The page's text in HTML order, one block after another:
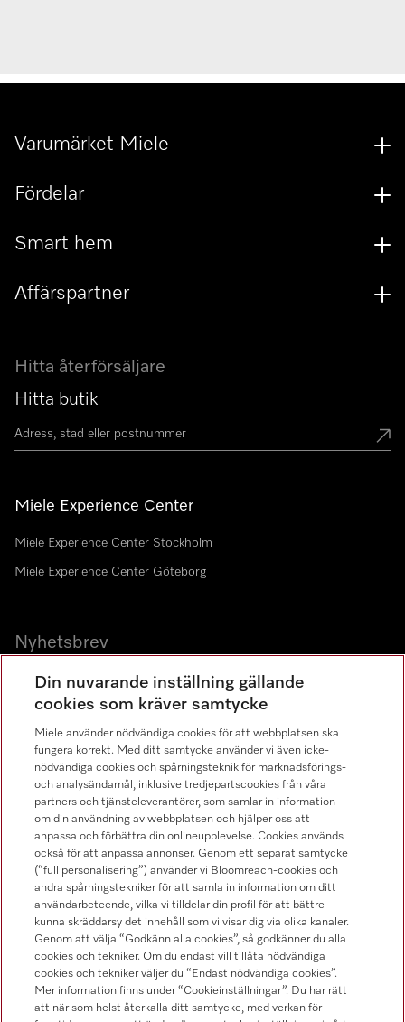
Hitta återförsäljare
Hitta butik
Miele Experience Center
Miele Experience Center Stockholm
Miele Experience Center Göteborg
Nyhetsbrev
Gå med i vår gemenskap
Varumärket Miele
Fördelar
Smart hem
Affärspartner
Miele AB
Allmänna villkor
Integritetspolicy
Miele på LinkedInMiele på FacebookMiele på Instagram
Miele på Youtube
Din nuvarande inställning gällande
cookies som kräver samtycke
Miele använder nödvändiga cookies för att webbplatsen ska
fungera korrekt. Med ditt samtycke använder vi även icke-
nödvändiga cookies och spårningsteknik för marknadsförings-
och analysändamål, inklusive tredjepartscookies från våra
partners och tjänsteleverantörer, som samlar in information
om din användning av webbplatsen och hjälper oss att
anpassa och förbättra din onlineupplevelse. Cookies används
också för att anpassa annonser. Genom ett separat samtycke
(“full personalisering”) använder vi Bloomreach-cookies och
andra spårningstekniker för att samla in information om ditt
användarbeteende, vilka vi tilldelar din profil för att bättre
kunna skräddarsy det innehåll som vi visar dig via olika kanaler.
Genom att välja “Godkänn alla cookies”, så godkänner du alla
cookies och tekniker. Om du endast vill tillåta nödvändiga
cookies och tekniker väljer du “Endast nödvändiga cookies”.
Mer information finns under “Cookieinställningar”. Du har rätt
att när som helst återkalla ditt samtycke, med verkan för